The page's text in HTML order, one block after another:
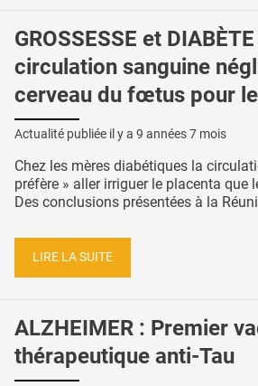
GROSSESSE et
circulation sanguine
cerveau du fœtus pour
Actualité publiée il y a 9 années 7 mois
Chez les mères diabétiques la
préfère » aller irriguer le placenta
Des conclusions présentées à la
LIRE LA SUITE
ALZHEIMER : Premier
thérapeutique anti-Tau